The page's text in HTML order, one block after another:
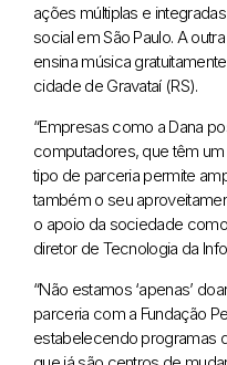
ações múltiplas e
social em São Paulo. A
ensina música
cidade de Gravataí (RS).
“Empresas como a Dana
computadores, que têm um
tipo de parceria permite
também o seu
o apoio da sociedade
diretor de Tecnologia da
“Não estamos ‘apenas’
parceria com a Fundação
estabelecendo programas